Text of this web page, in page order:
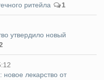
ритейла
1
утвердило новый
новое лекарство от